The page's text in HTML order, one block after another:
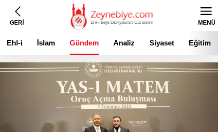
GERİ MENÜ
Ehl-i
Beyt
İslam Gündem Analiz Siyaset Eğitim